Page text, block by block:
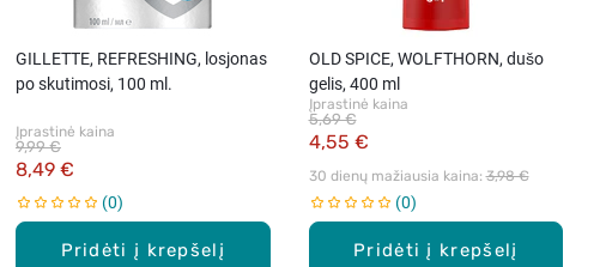
Pridėti į krepšelį
GILLETTE, REFRESHING, losjonas
po skutimosi, 100 ml.
Įprastinė kaina
8,49 €
9,99 €
0
Pridėti į krepšelį
OLD SPICE, WOLFTHORN, dušo
gelis, 400 ml
Įprastinė kaina
4,55 €
5,69 €
30 dienų mažiausia kaina: 3,98 €
0